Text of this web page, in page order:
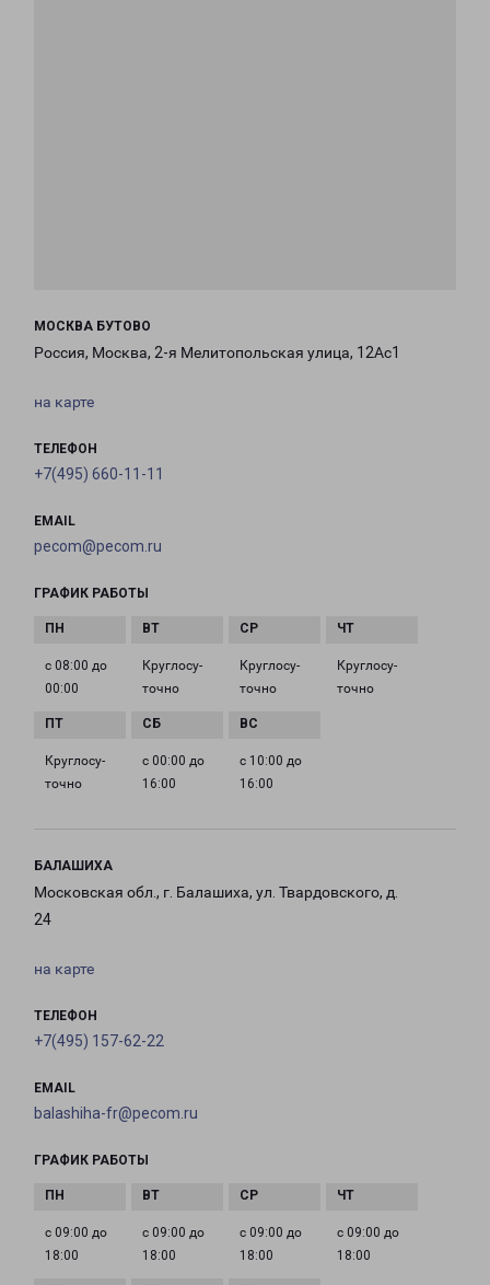
МОСКВА БУТОВО
Россия, Москва, 2-я Мелитопольская улица, 12Ас1
на карте
ТЕЛЕФОН
+7(495) 660-11-11
EMAIL
pecom@pecom.ru
ГРАФИК РАБОТЫ
с 08:00 до
00:00
Круглосу­
точно
Круглосу­
точно
Круглосу­
точно
Круглосу­
точно
с 00:00 до
16:00
с 10:00 до
16:00
БАЛАШИХА
Московская обл., г. Балашиха, ул. Твардовского, д.
24
на карте
ТЕЛЕФОН
+7(495) 157-62-22
EMAIL
balashiha-fr@pecom.ru
ГРАФИК РАБОТЫ
с 09:00 до
18:00
с 09:00 до
18:00
с 09:00 до
18:00
с 09:00 до
18:00